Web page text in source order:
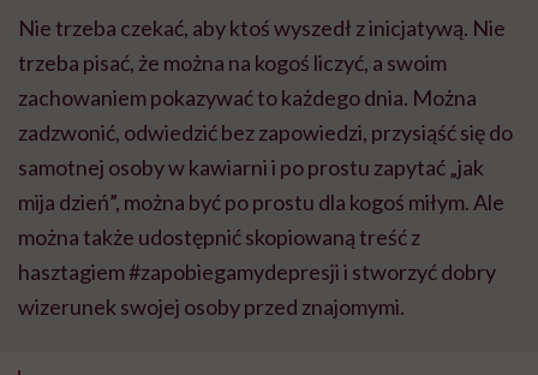
Nie trzeba czekać, aby ktoś wyszedł z inicjatywą. Nie
trzeba pisać, że można na kogoś liczyć, a swoim
zachowaniem pokazywać to każdego dnia. Można
zadzwonić, odwiedzić bez zapowiedzi, przysiąść się do
samotnej osoby w kawiarni i po prostu zapytać „jak
mija dzień”, można być po prostu dla kogoś miłym. Ale
można także udostępnić skopiowaną treść z
hasztagiem #zapobiegamydepresji i stworzyć dobry
wizerunek swojej osoby przed znajomymi.